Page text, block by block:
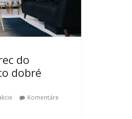
do
dobré
Komentáre